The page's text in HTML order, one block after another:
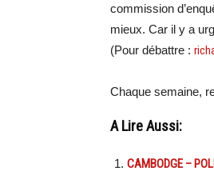
commission
mieux. Car il y a
(Pour débattre :
Chaque semaine,
A Lire Aussi:
CAMBODGE –